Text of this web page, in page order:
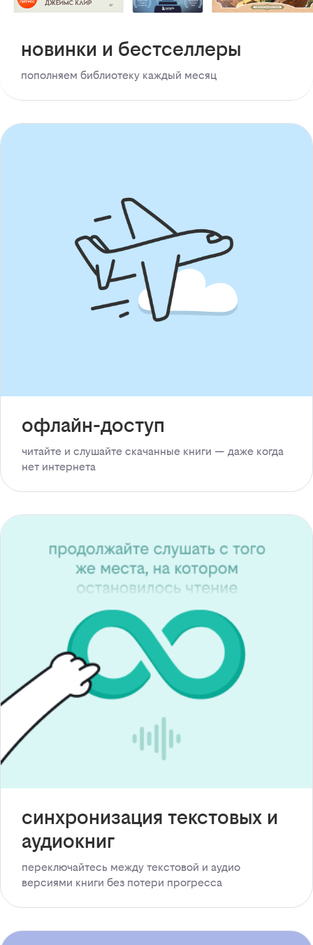
новинки и бестселлеры
пополняем библиотеку каждый месяц
офлайн-доступ
читайте и слушайте скачанные книги — даже когда
нет интернета
синхронизация текстовых и
аудиокниг
переключайтесь между текстовой и аудио
версиями книги без потери прогресса